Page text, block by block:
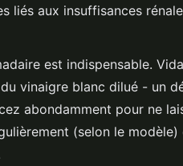
liés aux insuffisances
est indispensable.
vinaigre blanc dilué - un
abondamment pour ne
(selon le modèle)